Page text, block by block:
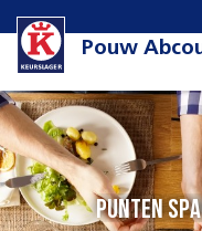
Pouw
Punten